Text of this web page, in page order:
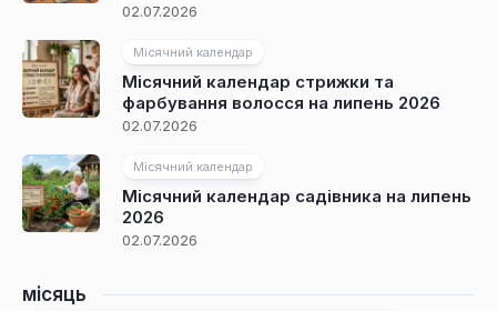
02.07.2026
Місячний календар
Місячний календар стрижки та
фарбування волосся на липень 2026
02.07.2026
Місячний календар
Місячний календар садівника на липень
2026
02.07.2026
місяць